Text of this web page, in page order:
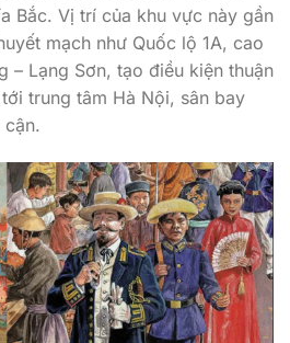
Bắc. Vị trí của khu vực này gần
mạch như Quốc lộ 1A, cao
– Lạng Sơn, tạo điều kiện thuận
trung tâm Hà Nội, sân bay